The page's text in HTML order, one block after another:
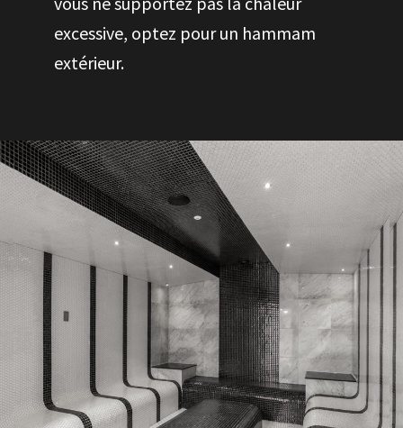
excessive, optez pour un hammam
extérieur.